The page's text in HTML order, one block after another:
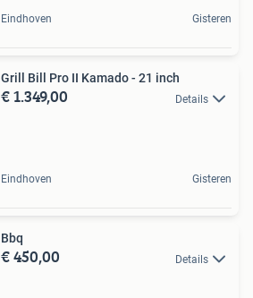
Eindhoven Gisteren
Grill Bill Pro II Kamado - 21 inch
€ 1.349,00 Details
Eindhoven Gisteren
Bbq
€ 450,00 Details